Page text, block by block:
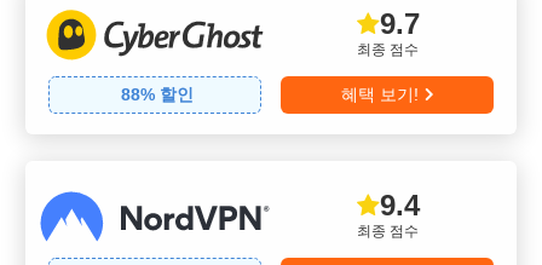
최종 점수
9.7
88% 할인 혜택 보기!
최종 점수
9.4